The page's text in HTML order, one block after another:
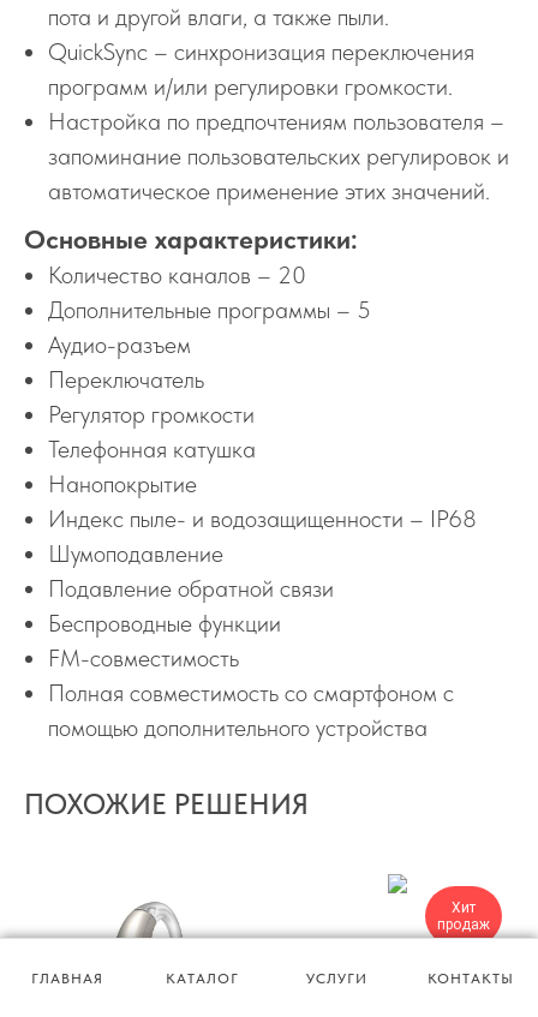
ГЛАВНАЯ КАТАЛОГ УСЛУГИ КОНТАКТЫ
пота и другой влаги, а также пыли.
QuickSync – синхронизация переключения
программ и/или регулировки громкости.
Настройка по предпочтениям пользователя –
запоминание пользовательских регулировок и
автоматическое применение этих значений.
Основные характеристики:
Количество каналов – 20
Дополнительные программы – 5
Аудио-разъем
Переключатель
Регулятор громкости
Телефонная катушка
Нанопокрытие
Индекс пыле- и водозащищенности – IP68
Шумоподавление
Подавление обратной связи
Беспроводные функции
FM-совместимость
Полная совместимость со смартфоном с
помощью дополнительного устройства
ПОХОЖИЕ РЕШЕНИЯ
Хит
продаж